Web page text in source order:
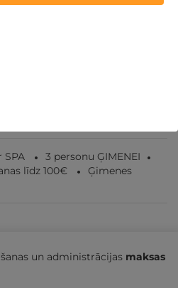
parkas“ VIENAM
SPA
3 personu ĢIMENEI
līdz 100€
Ģimenes
un administrācijas maksas